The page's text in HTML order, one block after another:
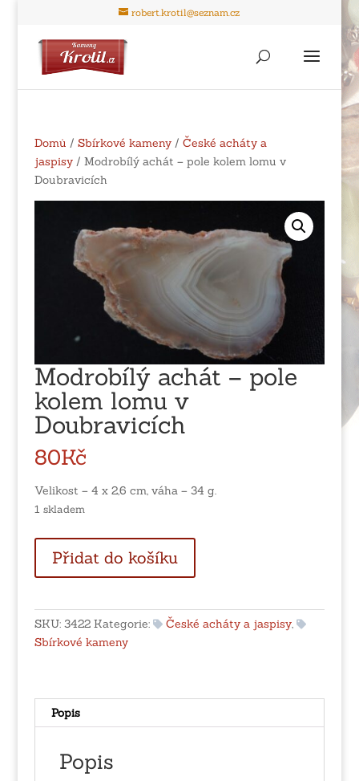
robert.krotil@seznam.cz
Domů / Sbírkové kameny/ České acháty a
jaspisy/ Modrobílý achát – pole kolem lomu v
Doubravicích
Modrobílý achát – pole
kolem lomu v
Doubravicích
80Kč
Velikost – 4 x 2,6 cm, váha – 34 g.
1 skladem
achát
-
kolem
lomu
Přidat do košíku
SKU: 3422 Kategorie: České acháty a jaspisy,
Sbírkové kameny
Popis
Popis